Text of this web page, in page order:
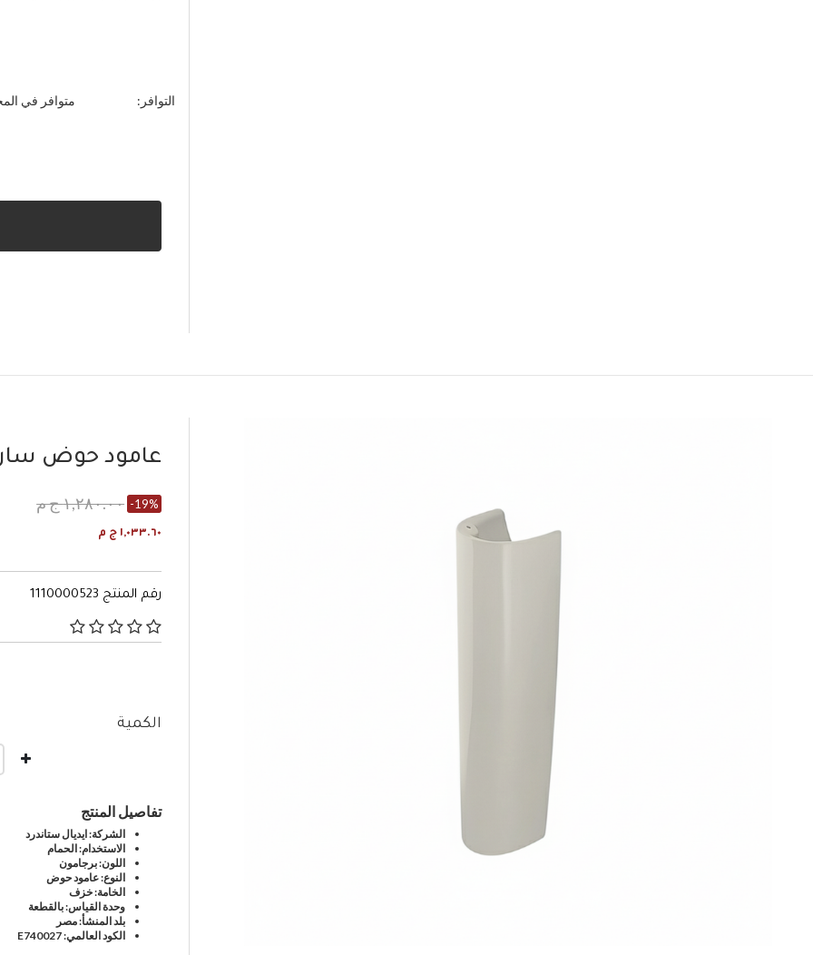
التوافر: متوافر في
عامود حوض
١,٢٨٠.٠٠ ج م -19%
١,٠٣٣.٦٠ ج م
رقم المنتج 1110000523
الكمية
تفاصيل المنتج
الشركة: ايديال ستاندرد
الاستخدام: الحمام
اللون: برجامون
النوع: عامود حوض
الخامة: خزف
وحدة القياس: بالقطعة
بلد المنشأ: مصر
الكود العالمي: E740027